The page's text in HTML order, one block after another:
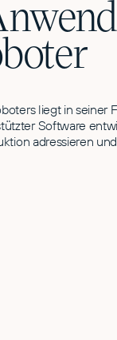
liegt in seiner
Software
adressieren